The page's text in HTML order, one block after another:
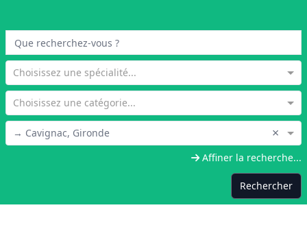
Choisissez une spécialité...
Choisissez une catégorie...
→ Cavignac, Gironde ×
Affiner la recherche...
Rechercher